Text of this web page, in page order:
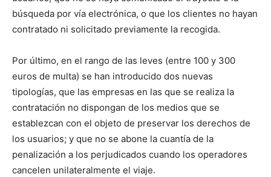
búsqueda por vía electrónica, o que los clientes no hayan
contratado ni solicitado previamente la recogida.
Por último, en el rango de las leves (entre 100 y 300
euros de multa) se han introducido dos nuevas
tipologías, que las empresas en las que se realiza la
contratación no dispongan de los medios que se
establezcan con el objeto de preservar los derechos de
los usuarios; y que no se abone la cuantía de la
penalización a los perjudicados cuando los operadores
cancelen unilateralmente el viaje.